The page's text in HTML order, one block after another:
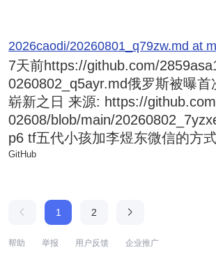
2026caodi/20260801_q79zw.md at
7天前https://github.com/
0260802_q5ayr.md俄罗斯被曝
崭新之日 来源: https://
02608/blob/main/
p6 tf五代小孩加李煜东微信的方
GitHub
1 2
帮助 举报 用户反馈 企业推广